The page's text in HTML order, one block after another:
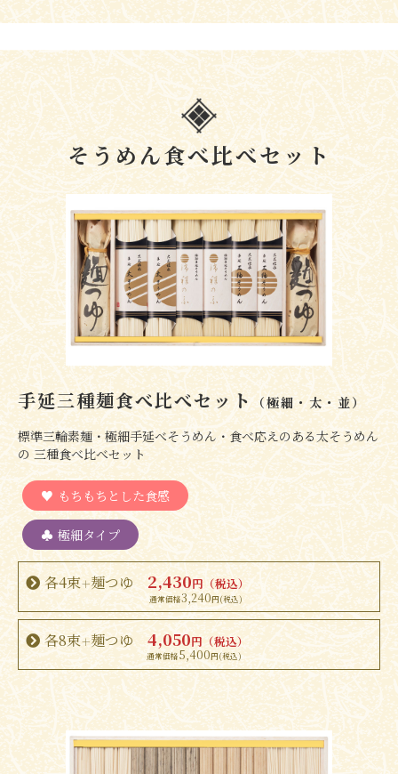
そうめん食べ比べセット
手延三種麺食べ比べセット
（極細・太・並）
標準三輪素麺・極細手延べそうめん・食べ応えのある太そうめん
の 三種食べ比べセット
もちもちとした食感
極細タイプ
各4束＋麺つゆ 2,430円（税込）
3,240
各8束＋麺つゆ 4,050円（税込）
5,400